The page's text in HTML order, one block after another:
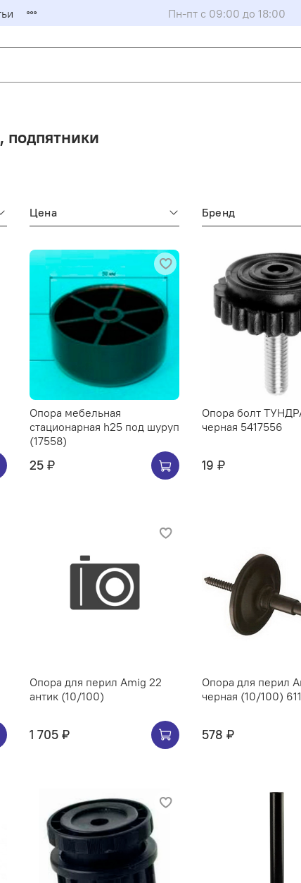
Пн-пт с 09:00 до 18:00
Цена Бренд
Опора мебельная
стационарная h25 под шуруп
(17558)
25 ₽
Опора болт
черная 5417556
19 ₽
Опора для перил Amig 22
антик (10/100)
1 705 ₽
Опора для перил Amig 24
черная (10/
578 ₽